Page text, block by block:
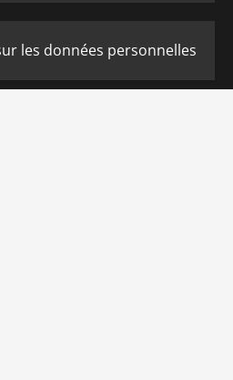
les données personnelles